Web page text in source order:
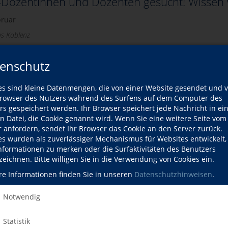
sind kleine Datenmengen, die von einer Website gesendet und
des Nutzers während des Surfens auf dem Computer des
gespeichert werden. Ihr Browser speichert jede Nachricht in
Datei, die Cookie genannt wird. Wenn Sie eine weitere Seite vom
anfordern, sendet Ihr Browser das Cookie an den Server zurück.
wurden als zuverlässiger Mechanismus für Websites
zu merken oder die Surfaktivitäten des Benutzers
Bitte willigen Sie in die Verwendung von Cookies ein.
Informationen finden Sie in unseren Datenschutzhinweisen.
Notwendig
Statistik
Koblenz
Informationen finden Sie hier:
der Karnevalstage bleibt die vhs-
Ab Aschermittwoch, 18.02.26 sind wir wieder gerne für